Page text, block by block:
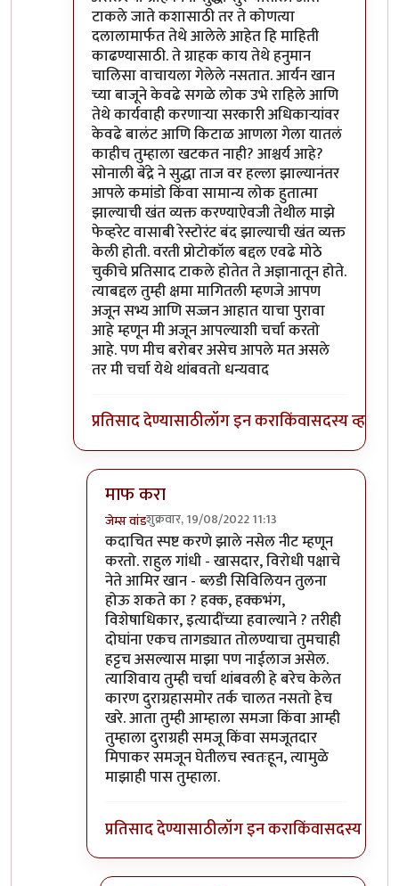
टाकले जाते कशासाठी तर ते कोणत्या
दलालामार्फत तेथे आलेले आहेत हि माहिती
काढण्यासाठी. ते ग्राहक काय तेथे हनुमान
चालिसा वाचायला गेलेले नसतात. आर्यन खान
च्या बाजूने केवढे सगळे लोक उभे राहिले आणि
तेथे कार्यवाही करणाऱ्या सरकारी अधिकाऱ्यांवर
केवढे बालंट आणि किटाळ आणला गेला यातलं
काहीच तुम्हाला खटकत नाही? आश्चर्य आहे?
सोनाली बेंद्रे ने सुद्धा ताज वर हल्ला झाल्यानंतर
आपले कमांडो किंवा सामान्य लोक हुतात्मा
झाल्याची खंत व्यक्त करण्याऐवजी तेथील माझे
फेव्हरेट वासाबी रेस्टोरंट बंद झाल्याची खंत व्यक्त
केली होती. वरती प्रोटोकॉल बद्दल एवढे मोठे
चुकीचे प्रतिसाद टाकले होतेत ते अज्ञानातून होते.
त्याबद्दल तुम्ही क्षमा मागितली म्हणजे आपण
अजून सभ्य आणि सज्जन आहात याचा पुरावा
आहे म्हणून मी अजून आपल्याशी चर्चा करतो
आहे. पण मीच बरोबर असेच आपले मत असले
तर मी चर्चा येथे थांबवतो धन्यवाद
प्रतिसाद देण्यासाठीलॉग इन कराकिंवासदस्य व्हा
माफ करा
जेम्स वांडशुक्रवार, 19/08/2022 11:13
In reply toअहो राहुल गांधी आणि आमिर खान
कदाचित स्पष्ट करणे झाले नसेल नीट म्हणून
करतो. राहुल गांधी - खासदार, विरोधी पक्षाचे
नेते आमिर खान - ब्लडी सिविलियन तुलना
होऊ शकते का ? हक्क, हक्कभंग,
विशेषाधिकार, इत्यादींच्या हवाल्याने ? तरीही
दोघांना एकच तागड्यात तोलण्याचा तुमचाही
हट्टच असल्यास माझा पण नाईलाज असेल.
त्याशिवाय तुम्ही चर्चा थांबवली हे बरेच केलेत
कारण दुराग्रहासमोर तर्क चालत नसतो हेच
खरे. आता तुम्ही आम्हाला समजा किंवा आम्ही
तुम्हाला दुराग्रही समजू किंवा समजूतदार
मिपाकर समजून घेतीलच स्वतःहून, त्यामुळे
माझाही पास तुम्हाला.
प्रतिसाद देण्यासाठीलॉग इन कराकिंवासदस्य व्हा